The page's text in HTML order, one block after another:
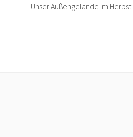
Unser Außengelände im Herbst.